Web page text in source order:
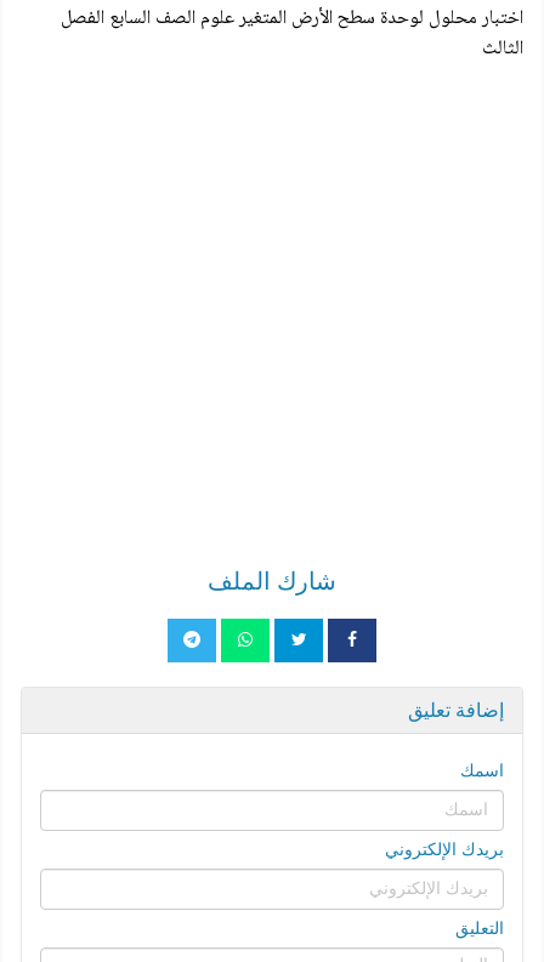
اختبار محلول لوحدة سطح الأرض المتغير علوم الصف السابع الفصل
الثالث
شارك الملف
إضافة تعليق
اسمك
بريدك الإلكتروني
التعليق